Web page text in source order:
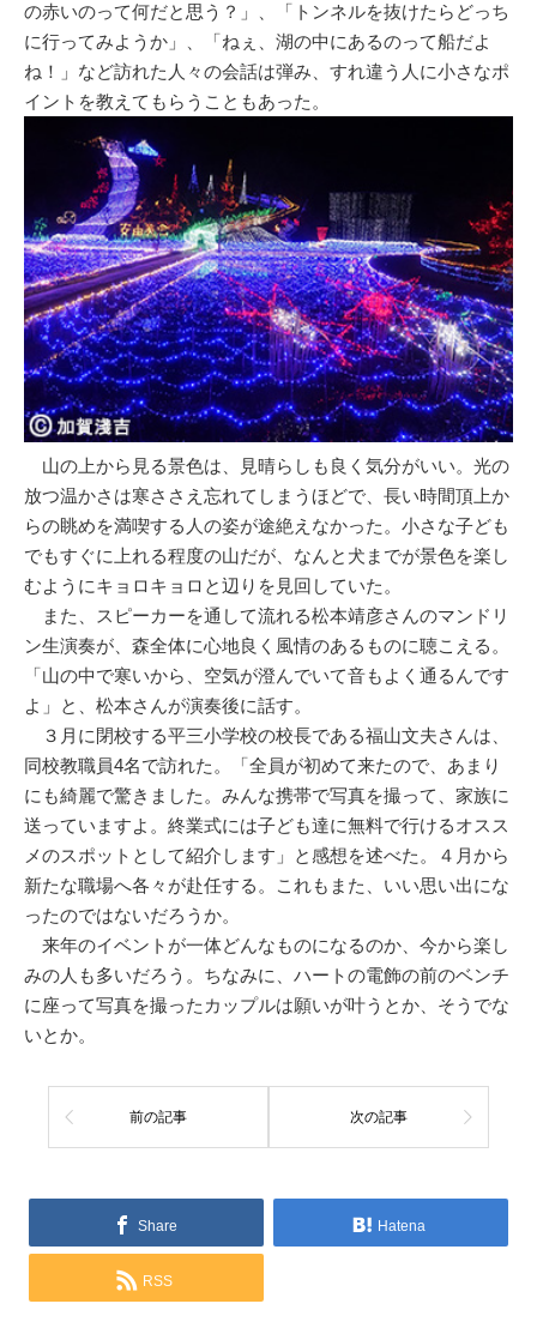
の赤いのって何だと思う？」、「トンネルを抜けたらどっち
に行ってみようか」、「ねぇ、湖の中にあるのって船だよ
ね！」など訪れた人々の会話は弾み、すれ違う人に小さなポ
イントを教えてもらうこともあった。
山の上から見る景色は、見晴らしも良く気分がいい。光の
放つ温かさは寒ささえ忘れてしまうほどで、長い時間頂上か
らの眺めを満喫する人の姿が途絶えなかった。小さな子ども
でもすぐに上れる程度の山だが、なんと犬までが景色を楽し
むようにキョロキョロと辺りを見回していた。
また、スピーカーを通して流れる松本靖彦さんのマンドリ
ン生演奏が、森全体に心地良く風情のあるものに聴こえる。
「山の中で寒いから、空気が澄んでいて音もよく通るんです
よ」と、松本さんが演奏後に話す。
３月に閉校する平三小学校の校長である福山文夫さんは、
同校教職員4名で訪れた。「全員が初めて来たので、あまり
にも綺麗で驚きました。みんな携帯で写真を撮って、家族に
送っていますよ。終業式には子ども達に無料で行けるオスス
メのスポットとして紹介します」と感想を述べた。４月から
新たな職場へ各々が赴任する。これもまた、いい思い出にな
ったのではないだろうか。
来年のイベントが一体どんなものになるのか、今から楽し
みの人も多いだろう。ちなみに、ハートの電飾の前のベンチ
に座って写真を撮ったカップルは願いが叶うとか、そうでな
いとか。
前の記事 次の記事
Share Hatena
RSS